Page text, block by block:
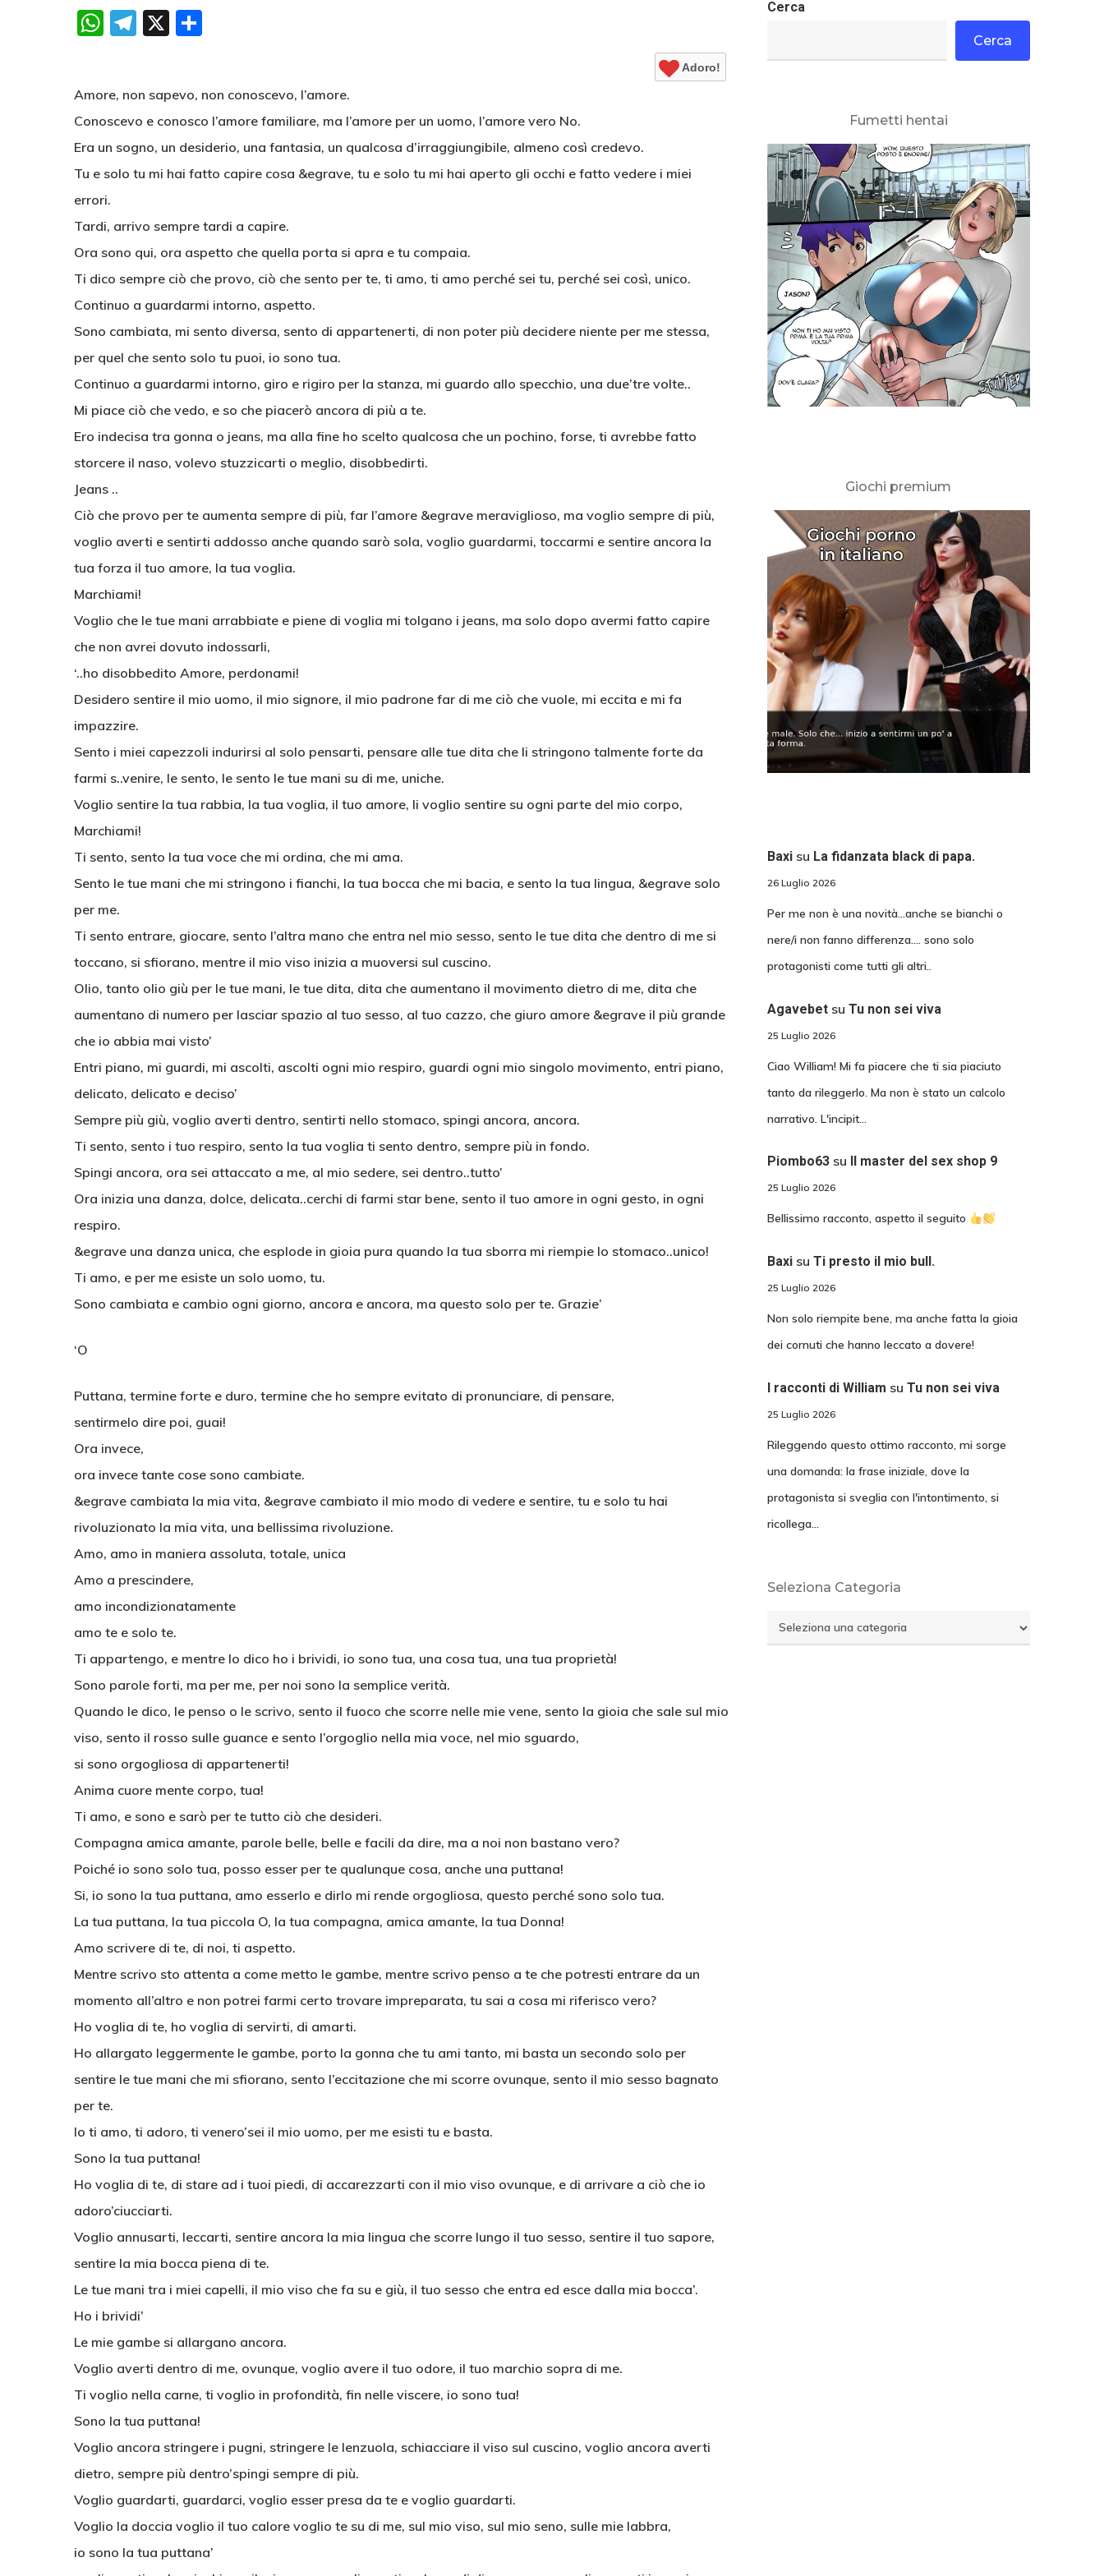
WhatsApp
Telegram
X
Adoro!
Amore, non sapevo, non conoscevo, l’amore.
Conoscevo e conosco l’amore familiare, ma l’amore per un uomo, l’amore vero No.
Era un sogno, un desiderio, una fantasia, un qualcosa d’irraggiungibile, almeno così credevo.
Tu e solo tu mi hai fatto capire cosa &egrave, tu e solo tu mi hai aperto gli occhi e fatto vedere i miei
errori.
Tardi, arrivo sempre tardi a capire.
Ora sono qui, ora aspetto che quella porta si apra e tu compaia.
Ti dico sempre ciò che provo, ciò che sento per te, ti amo, ti amo perché sei tu, perché sei così, unico.
Continuo a guardarmi intorno, aspetto.
Sono cambiata, mi sento diversa, sento di appartenerti, di non poter più decidere niente per me stessa,
per quel che sento solo tu puoi, io sono tua.
Continuo a guardarmi intorno, giro e rigiro per la stanza, mi guardo allo specchio, una due’tre volte..
Mi piace ciò che vedo, e so che piacerò ancora di più a te.
Ero indecisa tra gonna o jeans, ma alla fine ho scelto qualcosa che un pochino, forse, ti avrebbe fatto
storcere il naso, volevo stuzzicarti o meglio, disobbedirti.
Jeans ..
Ciò che provo per te aumenta sempre di più, far l’amore &egrave meraviglioso, ma voglio sempre di più,
voglio averti e sentirti addosso anche quando sarò sola, voglio guardarmi, toccarmi e sentire ancora la
tua forza il tuo amore, la tua voglia.
Marchiami!
Voglio che le tue mani arrabbiate e piene di voglia mi tolgano i jeans, ma solo dopo avermi fatto capire
che non avrei dovuto indossarli,
‘..ho disobbedito Amore, perdonami!
Desidero sentire il mio uomo, il mio signore, il mio padrone far di me ciò che vuole, mi eccita e mi fa
impazzire.
Sento i miei capezzoli indurirsi al solo pensarti, pensare alle tue dita che li stringono talmente forte da
farmi s..venire, le sento, le sento le tue mani su di me, uniche.
Voglio sentire la tua rabbia, la tua voglia, il tuo amore, li voglio sentire su ogni parte del mio corpo,
Marchiami!
Ti sento, sento la tua voce che mi ordina, che mi ama.
Sento le tue mani che mi stringono i fianchi, la tua bocca che mi bacia, e sento la tua lingua, &egrave solo
per me.
Ti sento entrare, giocare, sento l’altra mano che entra nel mio sesso, sento le tue dita che dentro di me si
toccano, si sfiorano, mentre il mio viso inizia a muoversi sul cuscino.
Olio, tanto olio giù per le tue mani, le tue dita, dita che aumentano il movimento dietro di me, dita che
aumentano di numero per lasciar spazio al tuo sesso, al tuo cazzo, che giuro amore &egrave il più grande
che io abbia mai visto’
Entri piano, mi guardi, mi ascolti, ascolti ogni mio respiro, guardi ogni mio singolo movimento, entri piano,
delicato, delicato e deciso’
Sempre più giù, voglio averti dentro, sentirti nello stomaco, spingi ancora, ancora.
Ti sento, sento i tuo respiro, sento la tua voglia ti sento dentro, sempre più in fondo.
Spingi ancora, ora sei attaccato a me, al mio sedere, sei dentro..tutto’
Ora inizia una danza, dolce, delicata..cerchi di farmi star bene, sento il tuo amore in ogni gesto, in ogni
respiro.
&egrave una danza unica, che esplode in gioia pura quando la tua sborra mi riempie lo stomaco..unico!
Ti amo, e per me esiste un solo uomo, tu.
Sono cambiata e cambio ogni giorno, ancora e ancora, ma questo solo per te. Grazie’
‘O
Puttana, termine forte e duro, termine che ho sempre evitato di pronunciare, di pensare,
sentirmelo dire poi, guai!
Ora invece,
ora invece tante cose sono cambiate.
&egrave cambiata la mia vita, &egrave cambiato il mio modo di vedere e sentire, tu e solo tu hai
rivoluzionato la mia vita, una bellissima rivoluzione.
Amo, amo in maniera assoluta, totale, unica
Amo a prescindere,
amo incondizionatamente
amo te e solo te.
Ti appartengo, e mentre lo dico ho i brividi, io sono tua, una cosa tua, una tua proprietà!
Sono parole forti, ma per me, per noi sono la semplice verità.
Quando le dico, le penso o le scrivo, sento il fuoco che scorre nelle mie vene, sento la gioia che sale sul mio
viso, sento il rosso sulle guance e sento l’orgoglio nella mia voce, nel mio sguardo,
si sono orgogliosa di appartenerti!
Anima cuore mente corpo, tua!
Ti amo, e sono e sarò per te tutto ciò che desideri.
Compagna amica amante, parole belle, belle e facili da dire, ma a noi non bastano vero?
Poiché io sono solo tua, posso esser per te qualunque cosa, anche una puttana!
Si, io sono la tua puttana, amo esserlo e dirlo mi rende orgogliosa, questo perché sono solo tua.
La tua puttana, la tua piccola O, la tua compagna, amica amante, la tua Donna!
Amo scrivere di te, di noi, ti aspetto.
Mentre scrivo sto attenta a come metto le gambe, mentre scrivo penso a te che potresti entrare da un
momento all’altro e non potrei farmi certo trovare impreparata, tu sai a cosa mi riferisco vero?
Ho voglia di te, ho voglia di servirti, di amarti.
Ho allargato leggermente le gambe, porto la gonna che tu ami tanto, mi basta un secondo solo per
sentire le tue mani che mi sfiorano, sento l’eccitazione che mi scorre ovunque, sento il mio sesso bagnato
per te.
Io ti amo, ti adoro, ti venero’sei il mio uomo, per me esisti tu e basta.
Sono la tua puttana!
Ho voglia di te, di stare ad i tuoi piedi, di accarezzarti con il mio viso ovunque, e di arrivare a ciò che io
adoro’ciucciarti.
Voglio annusarti, leccarti, sentire ancora la mia lingua che scorre lungo il tuo sesso, sentire il tuo sapore,
sentire la mia bocca piena di te.
Le tue mani tra i miei capelli, il mio viso che fa su e giù, il tuo sesso che entra ed esce dalla mia bocca’.
Ho i brividi’
Le mie gambe si allargano ancora.
Voglio averti dentro di me, ovunque, voglio avere il tuo odore, il tuo marchio sopra di me.
Ti voglio nella carne, ti voglio in profondità, fin nelle viscere, io sono tua!
Sono la tua puttana!
Voglio ancora stringere i pugni, stringere le lenzuola, schiacciare il viso sul cuscino, voglio ancora averti
dietro, sempre più dentro’spingi sempre di più.
Voglio guardarti, guardarci, voglio esser presa da te e voglio guardarti.
Voglio la doccia voglio il tuo calore voglio te su di me, sul mio viso, sul mio seno, sulle mie labbra,
io sono la tua puttana’
Cerca
Cerca
Fumetti hentai
Giochi premium
Baxisu La fidanzata black di papa.
26 Luglio 2026
Per me non è una novità...anche se bianchi o
nere/i non fanno differenza.... sono solo
protagonisti come tutti gli altri..
Agavebetsu Tu non sei viva
25 Luglio 2026
Ciao William! Mi fa piacere che ti sia piaciuto
tanto da rileggerlo. Ma non è stato un calcolo
narrativo. L'incipit…
Piombo63su Il master del sex shop 9
25 Luglio 2026
Bellissimo racconto, aspetto il seguito
Baxisu Ti presto il mio bull.
25 Luglio 2026
Non solo riempite bene, ma anche fatta la gioia
dei cornuti che hanno leccato a dovere!
I racconti di William su Tu non sei viva
25 Luglio 2026
Rileggendo questo ottimo racconto, mi sorge
una domanda: la frase iniziale, dove la
protagonista si sveglia con l'intontimento, si
ricollega…
Seleziona Categoria
Seleziona
Categoria